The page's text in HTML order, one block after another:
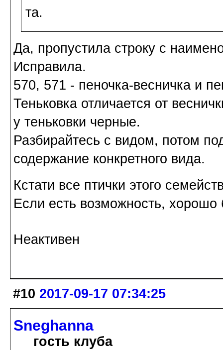
та.
Да, пропустила строку с
Исправила.
570, 571 - пеночка-весничка и
Теньковка отличается от
у теньковки черные.
Разбирайтесь с видом, потом
содержание конкретного вида.
Кстати все птички этого
Если есть возможность, хорошо
Неактивен
#10 2017-09-17 07:34:25
Sneghanna
гость клуба